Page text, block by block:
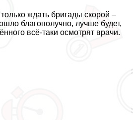
ждать бригады скорой –
благополучно, лучше будет,
всё-таки осмотрят врачи.